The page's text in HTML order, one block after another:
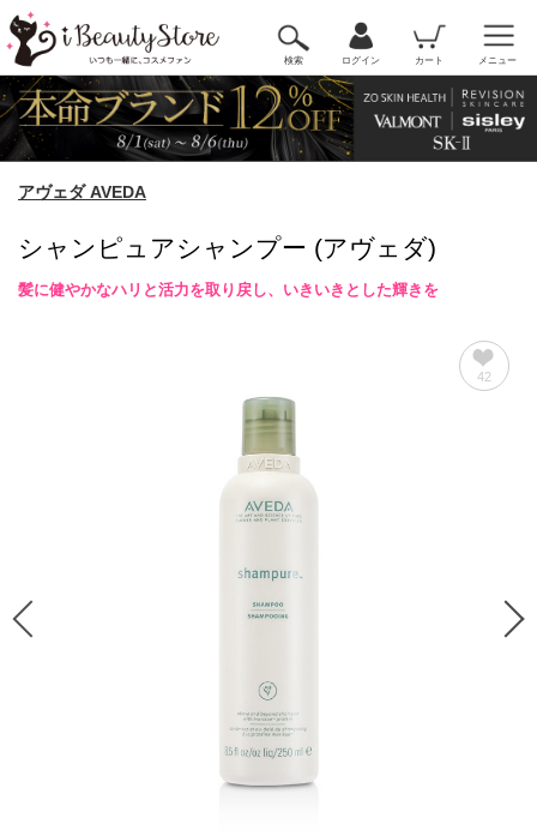
検索 ログイン カート メニュー
アヴェダ AVEDA
シャンピュアシャンプー (アヴェダ)
髪に健やかなハリと活力を取り戻し、いきいきとした輝きを
42